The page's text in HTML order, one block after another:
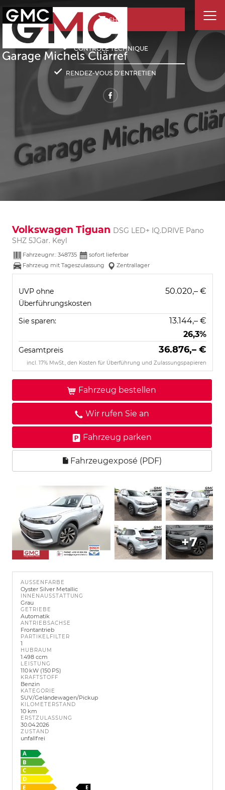
SHOP
CONTRÔLE TECHNIQUE
RENDEZ-VOUS D'ENTRETIEN
Volkswagen Tiguan DSG LED+ IQ.DRIVE Pano
SHZ 5JGar. Keyl
Fahrzeugnr.: 348735
sofort lieferbar
Fahrzeug mit Tageszulassung
Zentrallager
UVP ohne
Überführungskosten
50.020,– €
Sie sparen:
13.144,– €
26,3%
Gesamtpreis 36.876,– €
incl. 17% MwSt., den Kosten für Überführung und Zulassungspapieren
Fahrzeug bestellen
Wir rufen Sie an
Fahrzeug parken
Fahrzeugexposé (PDF)
+7
AUSSENFARBE
Oyster Silver Metallic
INNENAUSSTATTUNG
Grau
GETRIEBE
Automatik
ANTRIEBSACHSE
Frontantrieb
PARTIKELFILTER
1
HUBRAUM
1.498 ccm
LEISTUNG
110 kW (150 PS)
KRAFTSTOFF
Benzin
KATEGORIE
SUV/Geländewagen/Pickup
KILOMETERSTAND
10 km
ERSTZULASSUNG
30.04.2026
ZUSTAND
unfallfrei